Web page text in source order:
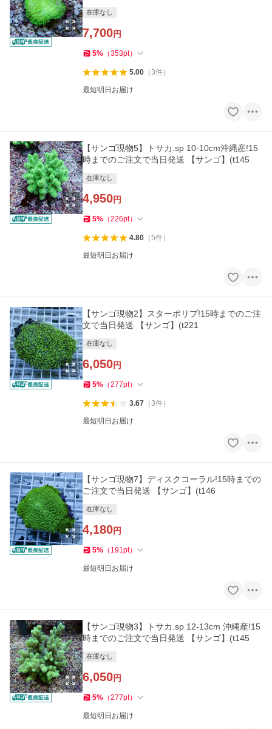
在庫なし
7,700円
5% （353pt）
5.00（3件）
最短明日お届け
【サンゴ現物5】トサカ.sp 10-10cm沖縄産!15
時までのご注文で当日発送 【サンゴ】(t145
在庫なし
4,950円
5% （226pt）
4.80（5件）
最短明日お届け
【サンゴ現物2】スターポリプ!15時までのご注
文で当日発送 【サンゴ】(t221
在庫なし
6,050円
5% （277pt）
3.67（3件）
最短明日お届け
【サンゴ現物7】ディスクコーラル!15時までの
ご注文で当日発送 【サンゴ】(t146
在庫なし
4,180円
5% （ 191pt）
最短明日お届け
【サンゴ現物3】トサカ.sp 12-13cm 沖縄産!15
時までのご注文で当日発送 【サンゴ】(t145
在庫なし
6,050円
5% （277pt）
最短明日お届け